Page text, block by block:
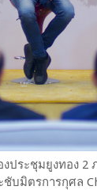
ประชุมยูงทอง 2
บมิตรการกุศล